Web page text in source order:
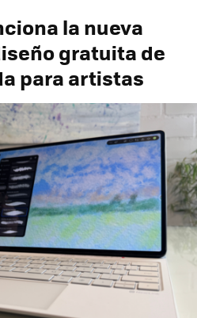
la nueva
gratuita de
para artistas